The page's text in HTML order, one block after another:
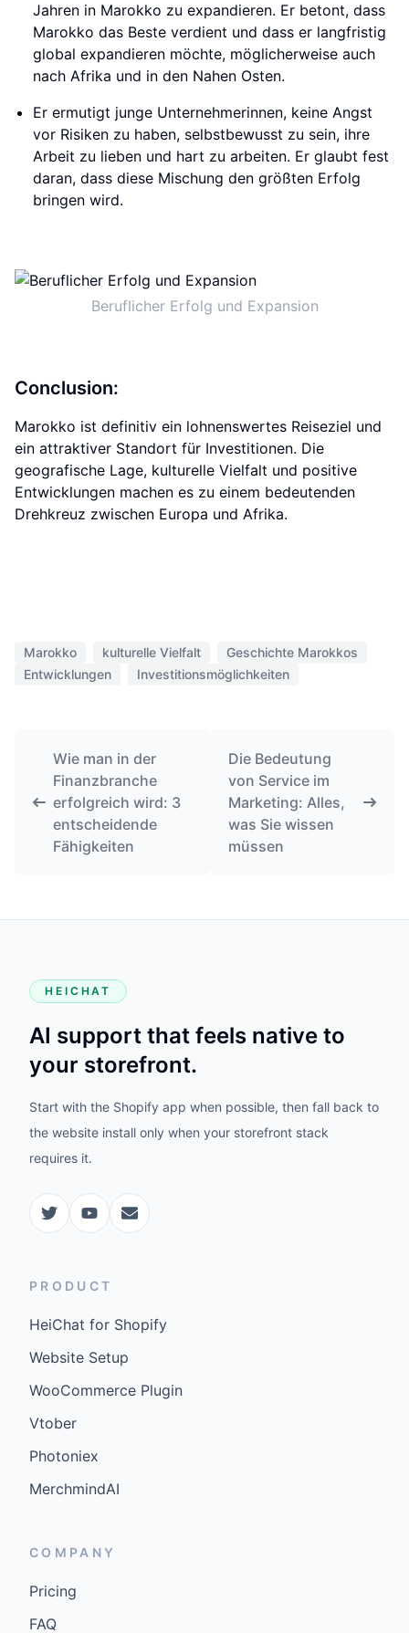
Jahren in Marokko zu expandieren. Er betont, dass
Marokko das Beste verdient und dass er langfristig
global expandieren möchte, möglicherweise auch
nach Afrika und in den Nahen Osten.
Er ermutigt junge Unternehmerinnen, keine Angst
vor Risiken zu haben, selbstbewusst zu sein, ihre
Arbeit zu lieben und hart zu arbeiten. Er glaubt fest
daran, dass diese Mischung den größten Erfolg
bringen wird.
Beruflicher Erfolg und Expansion
Conclusion:
Marokko ist definitiv ein lohnenswertes Reiseziel und
ein attraktiver Standort für Investitionen. Die
geografische Lage, kulturelle Vielfalt und positive
Entwicklungen machen es zu einem bedeutenden
Drehkreuz zwischen Europa und Afrika.
Marokko kulturelle Vielfalt
Geschichte Marokkos
Entwicklungen
Investitionsmöglichkeiten
Wie man in der
Finanzbranche
erfolgreich wird: 3
entscheidende
Fähigkeiten
Die Bedeutung
von Service im
Marketing: Alles,
was Sie wissen
müssen
HEICHAT
AI support that feels native to
your storefront.
Start with the Shopify app when possible, then fall back to
the website install only when your storefront stack
requires it.
PRODUCT
HeiChat for Shopify
Website Setup
WooCommerce Plugin
Vtober
Photoniex
MerchmindAI
COMPANY
Pricing
FAQ